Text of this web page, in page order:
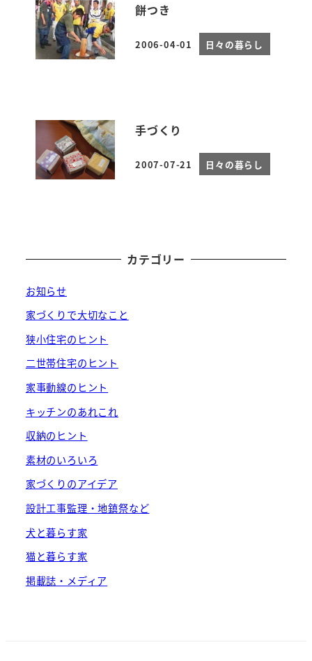
餅つき
投稿日
2006-04-01 日々の暮らし
手づくり
投稿日
2007-07-21 日々の暮らし
カテゴリー
お知らせ
家づくりで大切なこと
狭小住宅のヒント
二世帯住宅のヒント
家事動線のヒント
キッチンのあれこれ
収納のヒント
素材のいろいろ
家づくりのアイデア
設計工事監理・地鎮祭など
犬と暮らす家
猫と暮らす家
掲載誌・メディア